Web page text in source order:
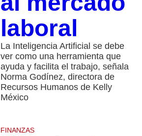
laboral
La Inteligencia Artificial se debe
ver como una herramienta que
ayuda y facilita el trabajo, señala
Norma Godínez, directora de
Recursos Humanos de Kelly
México
FINANZAS